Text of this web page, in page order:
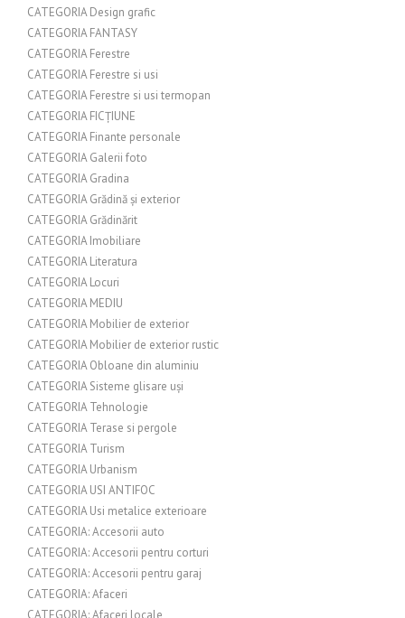
CATEGORIA Design grafic
CATEGORIA FANTASY
CATEGORIA Ferestre
CATEGORIA Ferestre si usi
CATEGORIA Ferestre si usi termopan
CATEGORIA FICȚIUNE
CATEGORIA Finante personale
CATEGORIA Galerii foto
CATEGORIA Gradina
CATEGORIA Grădină și exterior
CATEGORIA Grădinărit
CATEGORIA Imobiliare
CATEGORIA Literatura
CATEGORIA Locuri
CATEGORIA MEDIU
CATEGORIA Mobilier de exterior
CATEGORIA Mobilier de exterior rustic
CATEGORIA Obloane din aluminiu
CATEGORIA Sisteme glisare uși
CATEGORIA Tehnologie
CATEGORIA Terase si pergole
CATEGORIA Turism
CATEGORIA Urbanism
CATEGORIA USI ANTIFOC
CATEGORIA Usi metalice exterioare
CATEGORIA: Accesorii auto
CATEGORIA: Accesorii pentru corturi
CATEGORIA: Accesorii pentru garaj
CATEGORIA: Afaceri
CATEGORIA: Afaceri locale